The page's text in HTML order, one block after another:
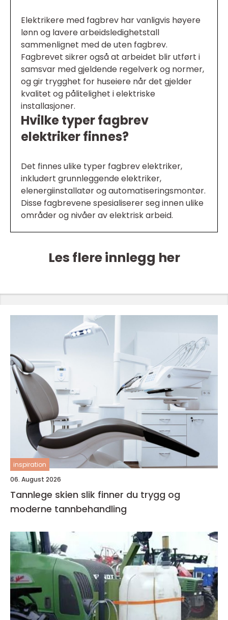
Elektrikere med fagbrev har vanligvis høyere
lønn og lavere arbeidsledighetstall
sammenlignet med de uten fagbrev.
Fagbrevet sikrer også at arbeidet blir utført i
samsvar med gjeldende regelverk og normer,
og gir trygghet for huseiere når det gjelder
kvalitet og pålitelighet i elektriske
installasjoner.
Hvilke typer fagbrev
elektriker finnes?
Det finnes ulike typer fagbrev elektriker,
inkludert grunnleggende elektriker,
elenergiinstallatør og automatiseringsmontør.
Disse fagbrevene spesialiserer seg innen ulike
områder og nivåer av elektrisk arbeid.
Les flere innlegg her
inspiration
06. August 2026
Tannlege skien slik finner du trygg og
moderne tannbehandling